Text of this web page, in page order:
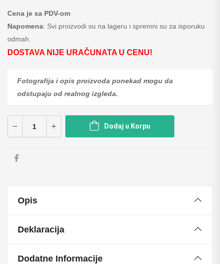
Cena je sa PDV-om
Napomena: Svi proizvodi su na lageru i spremni su za isporuku
odmah.
DOSTAVA NIJE URAČUNATA U CENU!
Fotografija i opis proizvoda ponekad mogu da
odstupaju od realnog izgleda.
Dodaj u Korpu
Opis
Deklaracija
Dodatne Informacije